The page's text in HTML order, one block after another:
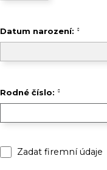
Datum narození:
Rodné číslo:
Zadat firemní údaje